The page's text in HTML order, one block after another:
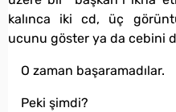
kalınca iki cd, üç
ucunu göster ya da cebini
O zaman başaramadılar.
Peki şimdi?